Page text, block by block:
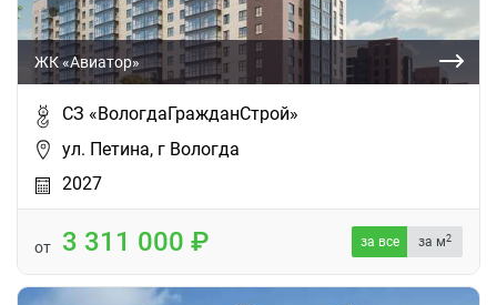
ЖК «Авиатор»
СЗ «ВологдаГражданСтрой»
ул. Петина, г Вологда
2027
от 3 311 000 за все за м2